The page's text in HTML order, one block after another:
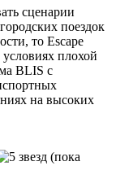
сценарии
поездок
то Escape
условиях плохой
BLIS с
на высоких
(пока